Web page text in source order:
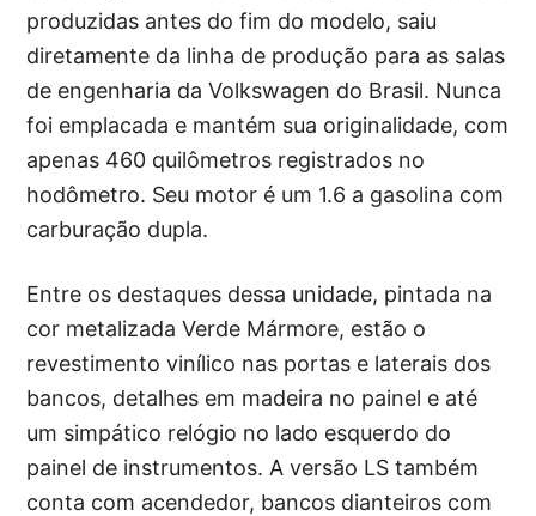
produzidas antes do fim do modelo, saiu
diretamente da linha de produção para as salas
de engenharia da Volkswagen do Brasil. Nunca
foi emplacada e mantém sua originalidade, com
apenas 460 quilômetros registrados no
hodômetro. Seu motor é um 1.6 a gasolina com
carburação dupla.
Entre os destaques dessa unidade, pintada na
cor metalizada Verde Mármore, estão o
revestimento vinílico nas portas e laterais dos
bancos, detalhes em madeira no painel e até
um simpático relógio no lado esquerdo do
painel de instrumentos. A versão LS também
conta com acendedor, bancos dianteiros com